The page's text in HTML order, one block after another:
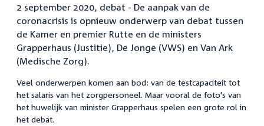
2 september 2020, debat - De aanpak van de
coronacrisis is opnieuw onderwerp van debat tussen
de Kamer en premier Rutte en de ministers
Grapperhaus (Justitie), De Jonge (VWS) en Van Ark
(Medische Zorg).
Veel onderwerpen komen aan bod: van de testcapaciteit tot
het salaris van het zorgpersoneel. Maar vooral de foto's van
het huwelijk van minister Grapperhaus spelen een grote rol in
het debat.